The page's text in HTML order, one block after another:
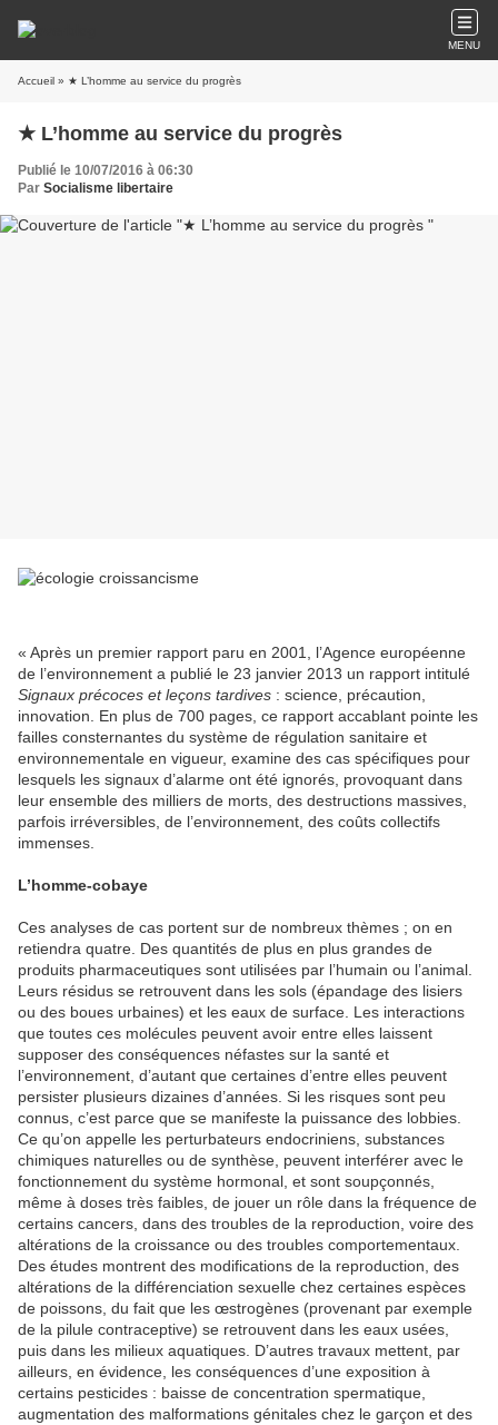
MENU
Accueil » ★ L’homme au service du progrès
★ L’homme au service du progrès
Publié le 10/07/2016 à 06:30
Par Socialisme libertaire
« Après un premier rapport paru en 2001, l’Agence européenne
de l’environnement a publié le 23 janvier 2013 un rapport intitulé
Signaux précoces et leçons tardives : science, précaution,
innovation. En plus de 700 pages, ce rapport accablant pointe les
failles consternantes du système de régulation sanitaire et
environnementale en vigueur, examine des cas spécifiques pour
lesquels les signaux d’alarme ont été ignorés, provoquant dans
leur ensemble des milliers de morts, des destructions massives,
parfois irréversibles, de l’environnement, des coûts collectifs
immenses.
L’homme-cobaye
Ces analyses de cas portent sur de nombreux thèmes ; on en
retiendra quatre. Des quantités de plus en plus grandes de
produits pharmaceutiques sont utilisées par l’humain ou l’animal.
Leurs résidus se retrouvent dans les sols (épandage des lisiers
ou des boues urbaines) et les eaux de surface. Les interactions
que toutes ces molécules peuvent avoir entre elles laissent
supposer des conséquences néfastes sur la santé et
l’environnement, d’autant que certaines d’entre elles peuvent
persister plusieurs dizaines d’années. Si les risques sont peu
connus, c’est parce que se manifeste la puissance des lobbies.
Ce qu’on appelle les perturbateurs endocriniens, substances
chimiques naturelles ou de synthèse, peuvent interférer avec le
fonctionnement du système hormonal, et sont soupçonnés,
même à doses très faibles, de jouer un rôle dans la fréquence de
certains cancers, dans des troubles de la reproduction, voire des
altérations de la croissance ou des troubles comportementaux.
Des études montrent des modifications de la reproduction, des
altérations de la différenciation sexuelle chez certaines espèces
de poissons, du fait que les œstrogènes (provenant par exemple
de la pilule contraceptive) se retrouvent dans les eaux usées,
puis dans les milieux aquatiques. D’autres travaux mettent, par
ailleurs, en évidence, les conséquences d’une exposition à
certains pesticides : baisse de concentration spermatique,
augmentation des malformations génitales chez le garçon et des